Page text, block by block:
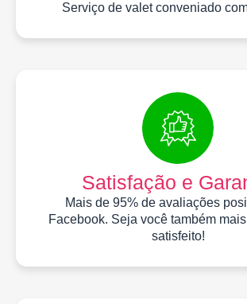
Serviço de valet conveniado
Satisfação e
Mais de 95% de avaliações
Facebook. Seja você também
satisfeito!